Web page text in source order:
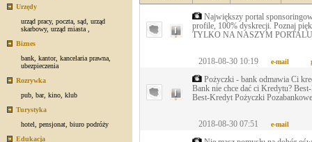
Urzędy
urząd pracy, poczta sąd urząd
skarbowy, urząd miasta
Biznes
bank kantor, kancelaria prawna
ubezpieczenia
Rozrywka
pub bar, kino klub
Turystyka
hotel
pensjonat biuro podróży
Edukacja
Największy portal
profile, 100% dyskrecji. Poznaj
TYLKO NA NASZYM
2018-08-30 10:19 e-mail
Pożyczki - bank odmawia Ci
Bank nie chce dać ci Kredytu?
Best-Kredyt Pożyczki
2018-08-30 07:51 e-mail